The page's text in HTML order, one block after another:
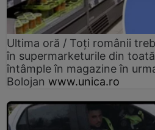
Ultima oră / Toți românii
în supermarketurile din
întâmple în magazine în
Bolojan www.unica.ro